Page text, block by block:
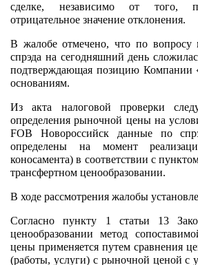
сделке, независимо от того,
отрицательное значение отклонения.
В жалобе отмечено, что по вопросу
спрэда на сегодняшний день
подтверждающая позицию Компании
основаниям.
Из акта налоговой проверки
определения рыночной цены на
FOB Новороссийск данные по
определены на момент
коносамента) в соответствии с
трансфертном ценообразовании.
В ходе рассмотрения жалобы
Согласно пункту 1 статьи 13
ценообразовании метод
цены применяется путем сравнения
(работы, услуги) с рыночной ценой с